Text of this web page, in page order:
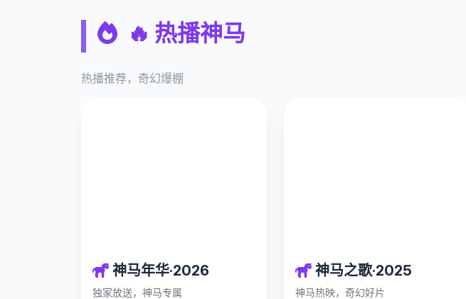
🔥 热播神马
热播推荐，奇幻爆棚
神马年华·2026
独家放送，神马专属
神马之歌·2025
神马热映，奇幻好片